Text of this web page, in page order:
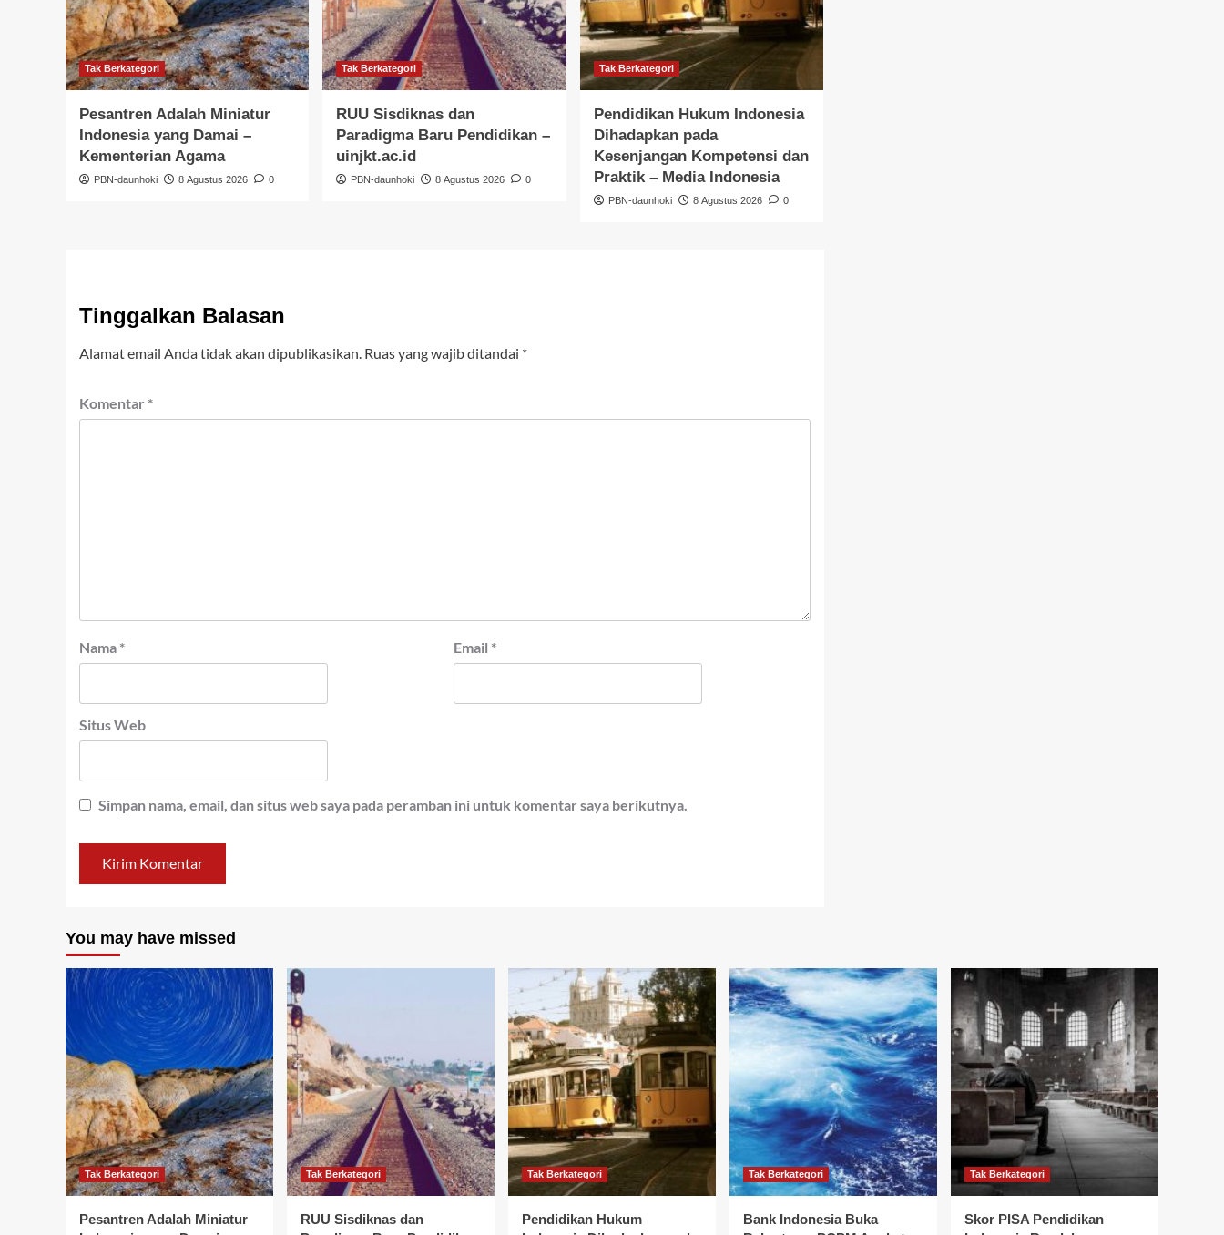
Tak Berkategori
Pesantren Adalah Miniatur
Indonesia yang Damai –
Kementerian Agama
PBN-daunhoki 8 Agustus 2026 0
Tak Berkategori
RUU Sisdiknas dan
Paradigma Baru Pendidikan –
uinjkt.ac.id
PBN-daunhoki 8 Agustus 2026 0
Tak Berkategori
Pendidikan Hukum Indonesia
Dihadapkan pada
Kesenjangan Kompetensi dan
Praktik – Media Indonesia
PBN-daunhoki 8 Agustus 2026 0
Tinggalkan Balasan
Alamat email Anda tidak akan dipublikasikan. Ruas yang wajib ditandai *
Komentar *
Nama * Email *
Situs Web
Simpan nama, email, dan situs web saya pada peramban ini untuk komentar saya berikutnya.
You may have missed
Tak Berkategori
Pesantren Adalah Miniatur
Tak Berkategori
RUU Sisdiknas dan
Tak Berkategori
Pendidikan Hukum
Tak Berkategori
Bank Indonesia Buka
Tak Berkategori
Skor PISA Pendidikan